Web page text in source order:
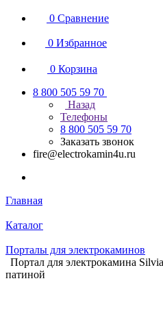
0 Сравнение
0 Избранное
0 Корзина
8 800 505 59 70
Назад
Телефоны
8 800 505 59 70
Заказать звонок
fire@electrokamin4u.ru
Главная
Каталог
Порталы для электрокаминов
Портал для электрокамина
патиной